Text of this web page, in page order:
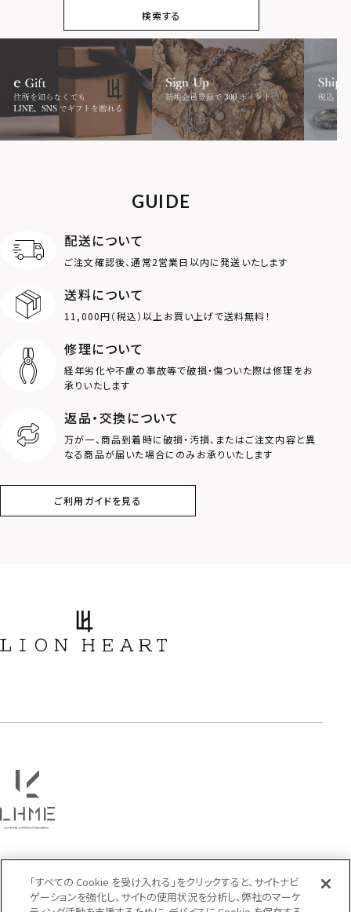
オンラインストア
限定
ギフトボックス パーツ
MOTIF
ロゴ
コイン フェザー
スター ホースシュー
アラベスク スクロール
検索する
GUIDE
配送について
ご注文確認後、通常2営業日以内に発送いたします
送料について
11,000円（税込）以上お買い上げで送料無料！
修理について
経年劣化や不慮の事故等で破損・傷ついた際は修理をお
承りいたします
返品・交換について
万が一、商品到着時に破損・汚損、またはご注文内容と異
なる商品が届いた場合にのみお承りいたします
ご利用ガイドを見る
「すべての Cookie を受け入れる」をクリックすると、サイトナビ
ゲーションを強化し、サイトの使用状況を分析し、弊社のマーケ